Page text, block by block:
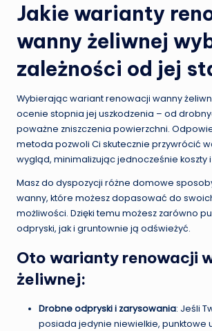
Jakie warianty
wanny żeliwnej
zależności od jej
Wybierając wariant renowacji wanny
ocenie stopnia jej uszkodzenia – od
poważne zniszczenia powierzchni.
metoda pozwoli Ci skutecznie przywrócić
wygląd, minimalizując jednocześnie koszty i
Masz do dyspozycji różne domowe
wanny, które możesz dopasować do
możliwości. Dzięki temu możesz zarówno
odpryski, jak i gruntownie ją odświeżyć.
Oto warianty renowacji
żeliwnej:
Drobne odpryski i zarysowania: Jeśli
posiada jedynie niewielkie, punktowe